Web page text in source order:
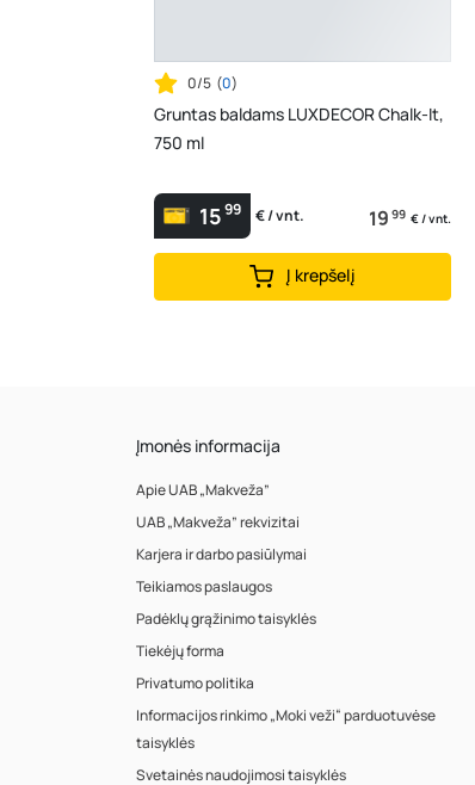
0/5 (0)
Gruntas baldams LUXDECOR Chalk-It,
750 ml
1599 € / vnt. 19 99 € / vnt.
Į krepšelį
Įmonės informacija
Apie UAB „Makveža”
UAB „Makveža” rekvizitai
Karjera ir darbo pasiūlymai
Teikiamos paslaugos
Padėklų grąžinimo taisyklės
Tiekėjų forma
Privatumo politika
Informacijos rinkimo „Moki veži“ parduotuvėse
taisyklės
Svetainės naudojimosi taisyklės